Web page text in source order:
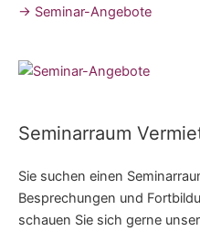
→ Seminar-Angebote
Seminarraum
Sie suchen einen
Besprechungen und
schauen Sie sich gerne